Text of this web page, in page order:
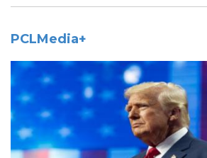
PCLMedia+